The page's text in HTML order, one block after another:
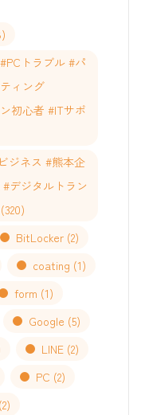
トラブル #パ
ィング
初心者 #ITサポ
ジネス #熊本企
デジタルトラン
(320)
BitLocker (2)
coating (1)
form (1)
Google (5)
LINE (2)
PC (2)
(2)